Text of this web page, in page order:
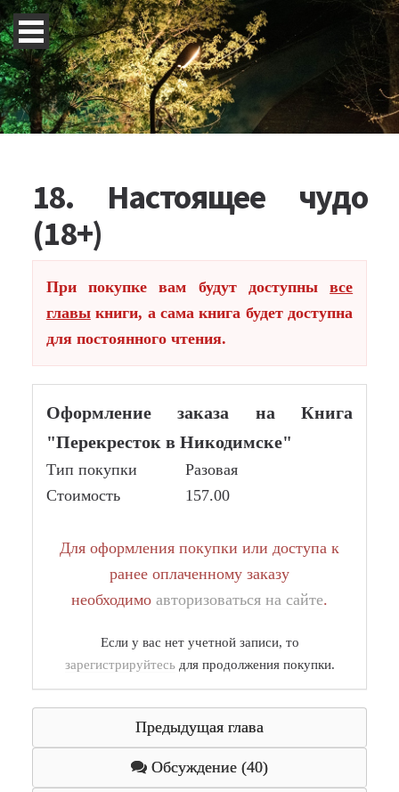
18. Настоящее чудо
(18+)
При покупке вам будут доступнывсе
главыкниги, а сама книга будет доступна
для постоянного чтения.
Оформление заказа на Книга
"Перекресток в Никодимске"
Тип покупки
Разовая
Стоимость
157.00
Для оформления покупки или доступа к
ранее оплаченному заказу
необходимо авторизоваться на сайте.
Если у вас нет учетной записи, то
зарегистрируйтесьдля продолжения покупки.
Предыдущая глава
Обсуждение (40)